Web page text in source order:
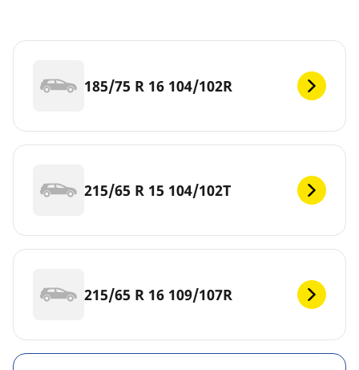
185/75 R 16 104/102R
215/65 R 15 104/102T
215/65 R 16 109/107R